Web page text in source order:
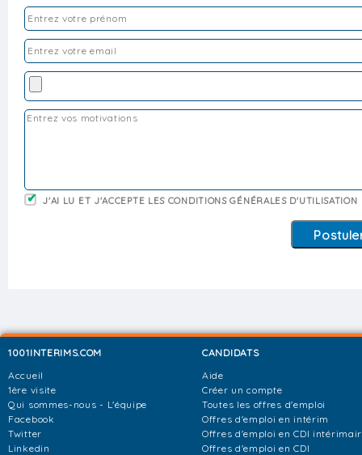
J'AI LU ET J'ACCEPTE LES CONDITIONS GÉNÉRALES D'UTILISATION
1001INTERIMS.COM
Accueil
1ère visite
Qui sommes-nous - L'équipe
Facebook
Twitter
Linkedin
CANDIDATS
Aide
Créer un compte
Toutes les offres d'emploi
Offres d'emploi en intérim
Offres d'emploi en CDI
Offres d'emploi en CDI